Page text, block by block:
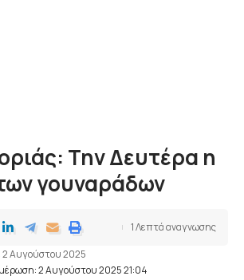
Την Δευτέρα η
γουναράδων
2 Αυγούστου 2025 21:04
Αυγούστου 2025
1 Λεπτά αναγνωσης